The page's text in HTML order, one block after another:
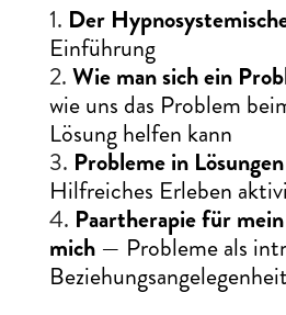
Der
Einführung
Wie man sich ein
wie uns das Problem
Lösung helfen kann
Probleme in
Hilfreiches Erleben
Paartherapie für
mich— Probleme als